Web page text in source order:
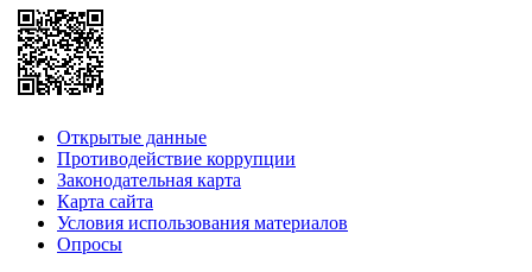
Открытые данные
Противодействие коррупции
Законодательная карта
Карта сайта
Условия использования материалов
Опросы